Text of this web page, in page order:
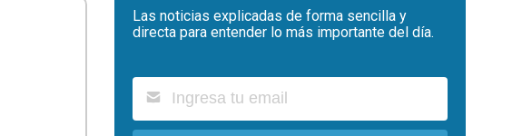
Las noticias explicadas de forma sencilla y
directa para entender lo más importante del día.